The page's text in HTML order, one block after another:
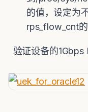
的值，设定为
rps_flow_cnt
验证设备的1Gbps